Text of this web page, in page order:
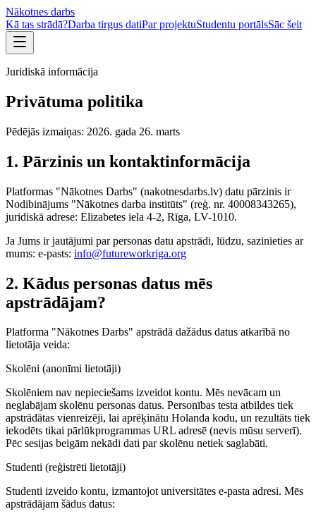
Nākotnes darbs
Kā tas strādā?Darba tirgus datiPar projektuStudentu portālsSāc šeit
Juridiskā informācija
Privātuma politika
Pēdējās izmaiņas: 2026. gada 26. marts
1. Pārzinis un kontaktinformācija
Platformas "Nākotnes Darbs" (nakotnesdarbs.lv) datu pārzinis ir
Nodibinājums "Nākotnes darba institūts" (reģ. nr. 40008343265),
juridiskā adrese: Elizabetes iela 4-2, Rīga, LV-1010.
Ja Jums ir jautājumi par personas datu apstrādi, lūdzu, sazinieties ar
mums: e-pasts: info@futureworkriga.org
2. Kādus personas datus mēs
apstrādājam?
Platforma "Nākotnes Darbs" apstrādā dažādus datus atkarībā no
lietotāja veida:
Skolēni (anonīmi lietotāji)
Skolēniem nav nepieciešams izveidot kontu. Mēs nevācam un
neglabājam skolēnu personas datus. Personības testa atbildes tiek
apstrādātas vienreizēji, lai aprēķinātu Holanda kodu, un rezultāts tiek
iekodēts tikai pārlūkprogrammas URL adresē (nevis mūsu serverī).
Pēc sesijas beigām nekādi dati par skolēnu netiek saglabāti.
Studenti (reģistrēti lietotāji)
Studenti izveido kontu, izmantojot universitātes e-pasta adresi. Mēs
apstrādājam šādus datus: